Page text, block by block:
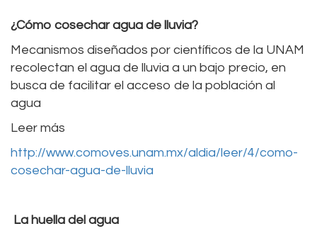
¿Cómo cosechar agua de lluvia?
Mecanismos diseñados por científicos de la UNAM
recolectan el agua de lluvia a un bajo precio, en
busca de facilitar el acceso de la población al
agua
Leer más
http://www.comoves.unam.mx/aldia/leer/4/como-
cosechar-agua-de-lluvia
La huella del agua